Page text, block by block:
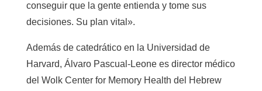
conseguir que la gente entienda y tome sus
decisiones. Su plan vital».
Además de catedrático en la Universidad de
Harvard, Álvaro Pascual-Leone es director médico
del Wolk Center for Memory Health del Hebrew